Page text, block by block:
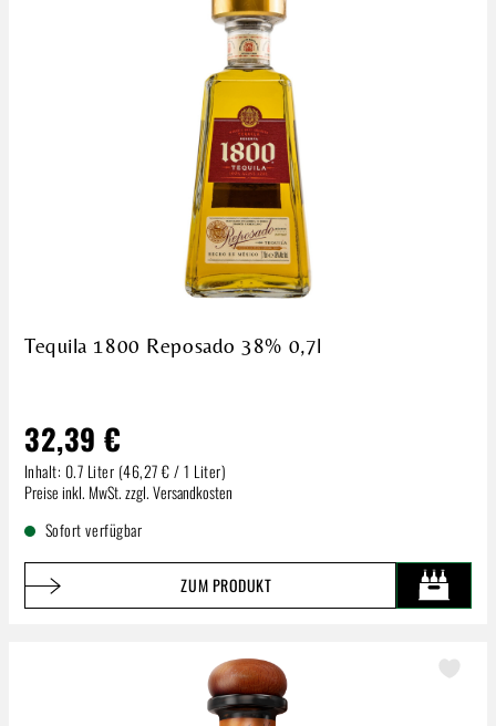
Tequila 1800 Reposado 38% 0,7l
32,39 €
Inhalt: 0.7 Liter (46,27 € / 1 Liter)
Regulärer Preis:
Preise inkl. MwSt. zzgl. Versandkosten
Sofort verfügbar
ZUM PRODUKT